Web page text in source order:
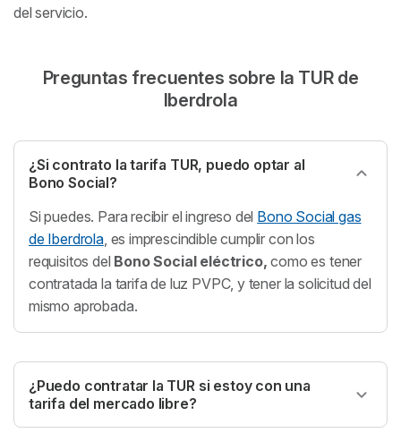
del servicio.
Preguntas frecuentes sobre la TUR de
Iberdrola
¿Si contrato la tarifa TUR, puedo optar al
Bono Social?
Si puedes. Para recibir el ingreso del Bono Social gas
de Iberdrola, es imprescindible cumplir con los
requisitos del Bono Social eléctrico,como es tener
contratada la tarifa de luz PVPC, y tener la solicitud del
mismo aprobada.
¿Puedo contratar la TUR si estoy con una
tarifa del mercado libre?
En general, no suele haber problema, ya que la